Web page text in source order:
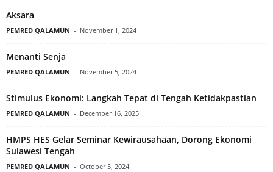
Aksara
PEMRED QALAMUN - November 1, 2024
Menanti Senja
PEMRED QALAMUN - November 5, 2024
Stimulus Ekonomi: Langkah Tepat di Tengah Ketidakpastian
PEMRED QALAMUN - December 16, 2025
HMPS HES Gelar Seminar Kewirausahaan, Dorong Ekonomi
Sulawesi Tengah
PEMRED QALAMUN - October 5, 2024